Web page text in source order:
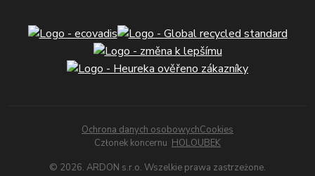
Ochrona danych osobowychCookies
Członek koncernu HOLOUBEK
© 2026. ARDON s.r.o. Wszelkie prawa zastrzeżone.